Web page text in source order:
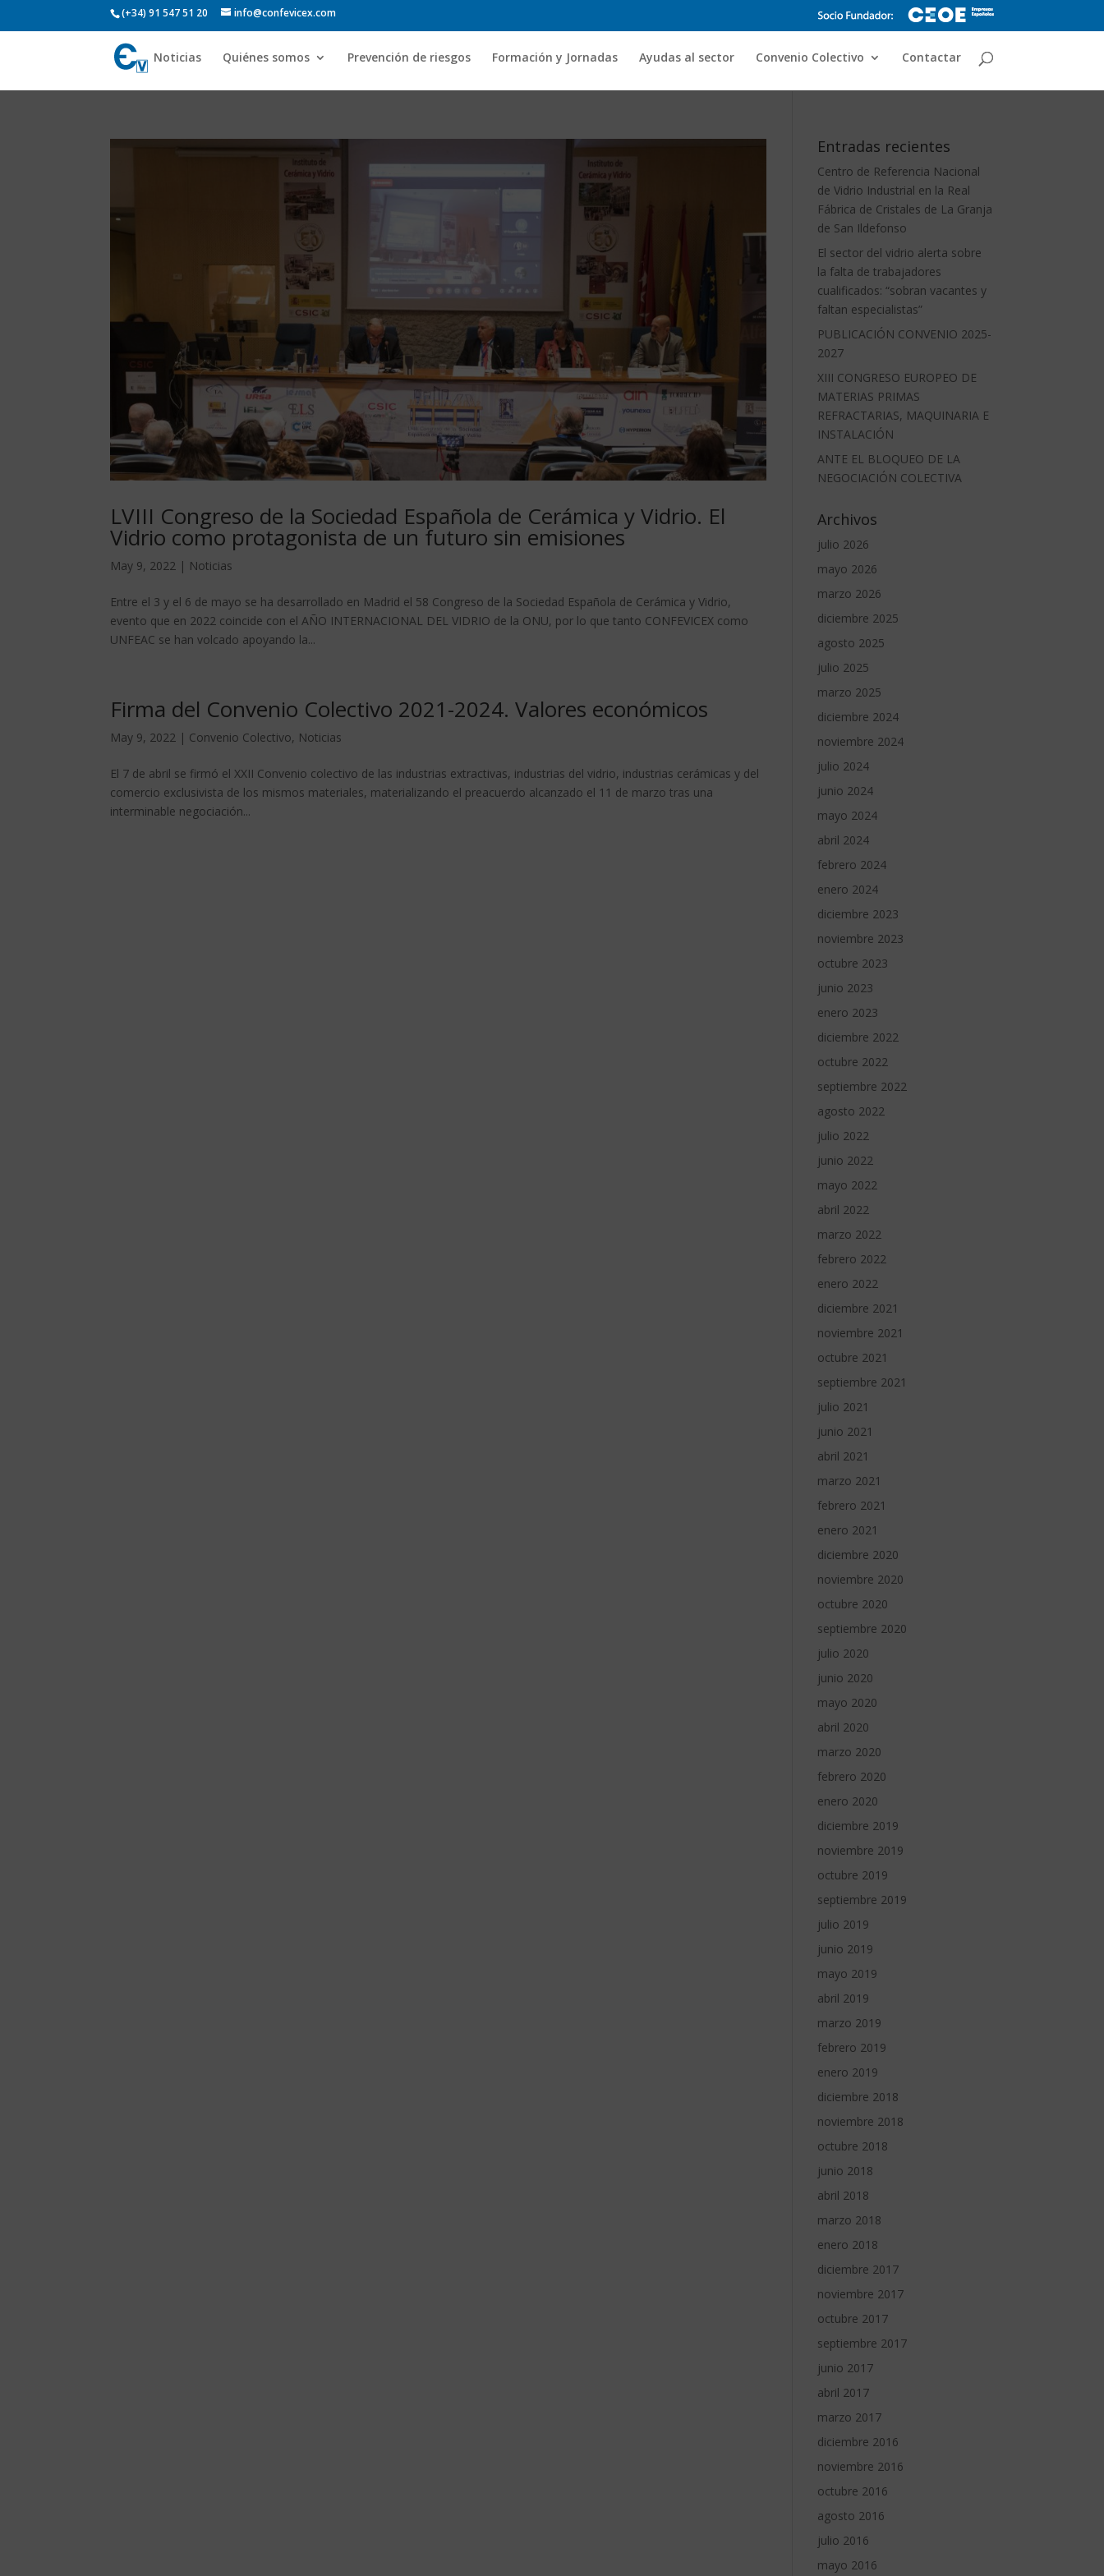
(+34) 91 547 51 20 info@confevicex.com
Noticias Quiénes somos Prevención de riesgos Formación y Jornadas Ayudas al sector Convenio Colectivo Contactar
LVIII Congreso de la Sociedad Española de Cerámica y Vidrio. El
Vidrio como protagonista de un futuro sin emisiones
May 9, 2022 | Noticias
Entre el 3 y el 6 de mayo se ha desarrollado en Madrid el 58 Congreso de la Sociedad Española de Cerámica y Vidrio,
evento que en 2022 coincide con el AÑO INTERNACIONAL DEL VIDRIO de la ONU, por lo que tanto CONFEVICEX como
UNFEAC se han volcado apoyando la...
Firma del Convenio Colectivo 2021-2024. Valores económicos
May 9, 2022 | Convenio Colectivo, Noticias
El 7 de abril se firmó el XXII Convenio colectivo de las industrias extractivas, industrias del vidrio, industrias cerámicas y del
comercio exclusivista de los mismos materiales, materializando el preacuerdo alcanzado el 11 de marzo tras una
interminable negociación...
Entradas recientes
Centro de Referencia Nacional
de Vidrio Industrial en la Real
Fábrica de Cristales de La Granja
de San Ildefonso
El sector del vidrio alerta sobre
la falta de trabajadores
cualificados: “sobran vacantes y
faltan especialistas”
PUBLICACIÓN CONVENIO 2025-
2027
XIII CONGRESO EUROPEO DE
MATERIAS PRIMAS
REFRACTARIAS, MAQUINARIA E
INSTALACIÓN
ANTE EL BLOQUEO DE LA
NEGOCIACIÓN COLECTIVA
Archivos
julio 2026
mayo 2026
marzo 2026
diciembre 2025
agosto 2025
julio 2025
marzo 2025
diciembre 2024
noviembre 2024
julio 2024
junio 2024
mayo 2024
abril 2024
febrero 2024
enero 2024
diciembre 2023
noviembre 2023
octubre 2023
junio 2023
enero 2023
diciembre 2022
octubre 2022
septiembre 2022
agosto 2022
julio 2022
junio 2022
mayo 2022
abril 2022
marzo 2022
febrero 2022
enero 2022
diciembre 2021
noviembre 2021
octubre 2021
septiembre 2021
julio 2021
junio 2021
abril 2021
marzo 2021
febrero 2021
enero 2021
diciembre 2020
noviembre 2020
octubre 2020
septiembre 2020
julio 2020
junio 2020
mayo 2020
abril 2020
marzo 2020
febrero 2020
enero 2020
diciembre 2019
noviembre 2019
octubre 2019
septiembre 2019
julio 2019
junio 2019
mayo 2019
abril 2019
marzo 2019
febrero 2019
enero 2019
diciembre 2018
noviembre 2018
octubre 2018
junio 2018
abril 2018
marzo 2018
enero 2018
diciembre 2017
noviembre 2017
octubre 2017
septiembre 2017
junio 2017
abril 2017
marzo 2017
diciembre 2016
noviembre 2016
octubre 2016
agosto 2016
julio 2016
mayo 2016